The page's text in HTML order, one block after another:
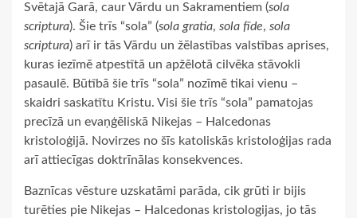
Svētajā Garā, caur Vārdu un Sakramentiem (sola
scriptura). Šie trīs “sola” (sola gratia, sola fīde, sola
scriptura) arī ir tās Vārdu un žēlastības valstības aprises,
kuras iezīmē atpestītā un apžēlotā cilvēka stāvokli
pasaulē. Būtībā šie trīs “sola” nozīmē tikai vienu –
skaidri saskatītu Kristu. Visi šie trīs “sola” pamatojas
precīzā un evaņģēliskā Nikejas – Halcedonas
kristoloģijā. Novirzes no šīs katoliskās kristoloģijas rada
arī attiecīgas doktrīnālas konsekvences.
Baznīcas vēsture uzskatāmi parāda, cik grūti ir bijis
turēties pie Nikejas – Halcedonas kristologijas, jo tās